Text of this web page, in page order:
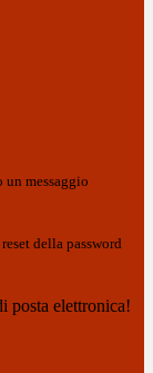
un messaggio
della password
posta elettronica!